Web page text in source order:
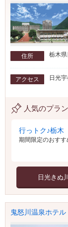
住所 栃木
アクセス 日光
人気のプラン
行っトク♪栃木
期間限定のおすす
日光きぬ
鬼怒川温泉ホテル